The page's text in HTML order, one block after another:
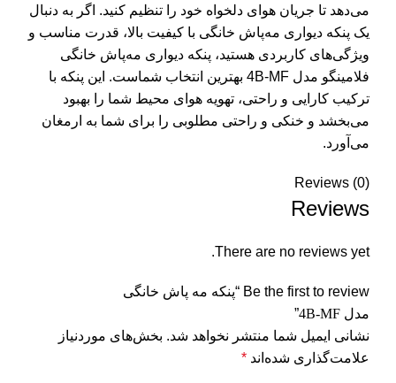
می‌دهد تا جریان هوای دلخواه خود را تنظیم کنید. اگر به دنبال
یک پنکه دیواری مه‌پاش خانگی با کیفیت بالا، قدرت مناسب و
ویژگی‌های کاربردی هستید، پنکه دیواری مه‌پاش خانگی
فلامینگو مدل 4B-MF بهترین انتخاب شماست. این پنکه با
ترکیب کارایی و راحتی، تهویه هوای محیط شما را بهبود
می‌بخشد و خنکی و راحتی مطلوبی را برای شما به ارمغان
می‌آورد.
Reviews (0)
Reviews
There are no reviews yet.
Be the first to review “پنکه مه پاش خانگی
مدل 4B-MF
”
نشانی ایمیل شما منتشر نخواهد شد. بخش‌های موردنیاز
علامت‌گذاری شده‌اند *